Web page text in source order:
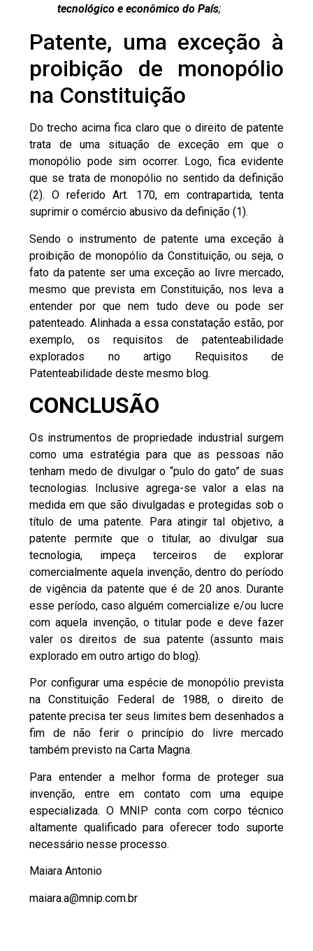
tecnológico e econômico do País;
Patente, uma exceção à
proibição de monopólio
na Constituição
Do trecho acima fica claro que o direito de patente
trata de uma situação de exceção em que o
monopólio pode sim ocorrer. Logo, fica evidente
que se trata de monopólio no sentido da definição
(2). O referido Art. 170, em contrapartida, tenta
suprimir o comércio abusivo da definição (1).
Sendo o instrumento de patente uma exceção à
proibição de monopólio da Constituição, ou seja, o
fato da patente ser uma exceção ao livre mercado,
mesmo que prevista em Constituição, nos leva a
entender por que nem tudo deve ou pode ser
patenteado. Alinhada a essa constatação estão, por
exemplo, os requisitos de patenteabilidade
explorados no artigo Requisitos de
Patenteabilidade deste mesmo blog.
CONCLUSÃO
Os instrumentos de propriedade industrial surgem
como uma estratégia para que as pessoas não
tenham medo de divulgar o “pulo do gato” de suas
tecnologias. Inclusive agrega-se valor a elas na
medida em que são divulgadas e protegidas sob o
título de uma patente. Para atingir tal objetivo, a
patente permite que o titular, ao divulgar sua
tecnologia, impeça terceiros de explorar
comercialmente aquela invenção, dentro do período
de vigência da patente que é de 20 anos. Durante
esse período, caso alguém comercialize e/ou lucre
com aquela invenção, o titular pode e deve fazer
valer os direitos de sua patente (assunto mais
explorado em outro artigo do blog).
Por configurar uma espécie de monopólio prevista
na Constituição Federal de 1988, o direito de
patente precisa ter seus limites bem desenhados a
fim de não ferir o princípio do livre mercado
também previsto na Carta Magna.
Para entender a melhor forma de proteger sua
invenção, entre em contato com uma equipe
especializada. O MNIP conta com corpo técnico
altamente qualificado para oferecer todo suporte
necessário nesse processo.
Maiara Antonio
maiara.a@mnip.com.br